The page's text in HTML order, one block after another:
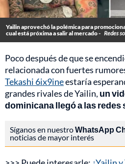
Yailin aprovechó la polémica para
cual está próxima a salir al mercado - Redes
Poco después de que se
relacionada con fuertes
Tekashi 6ix9ineestaría
grandes rivales de Yailin, un
dominicana llegó a las redes
Síganos en nuestroWhatsApp
noticias de mayor interés